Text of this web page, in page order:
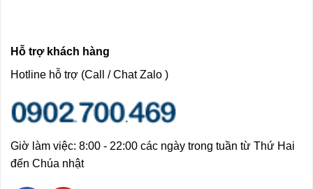
Hỗ trợ khách hàng
Hotline hỗ trợ (Call / Chat Zalo )
Giờ làm việc: 8:00 - 22:00 các ngày trong tuần từ Thứ Hai
đến Chúa nhật